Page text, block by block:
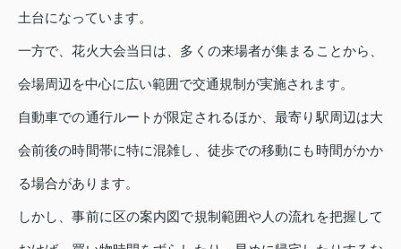
土台になっています。
一方で、花火大会当日は、多くの来場者が集まることから、
会場周辺を中心に広い範囲で交通規制が実施されます。
自動車での通行ルートが限定されるほか、最寄り駅周辺は大
会前後の時間帯に特に混雑し、徒歩での移動にも時間がかか
る場合があります。
しかし、事前に区の案内図で規制範囲や人の流れを把握して